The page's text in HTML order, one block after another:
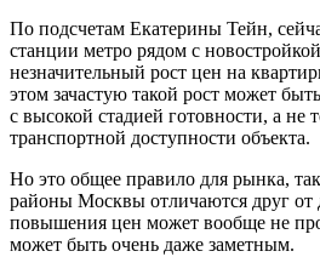
По подсчетам Екатерины Тейн,
станции метро рядом с
незначительный рост цен на
этом зачастую такой рост может
с высокой стадией готовности, а не
транспортной доступности объекта.
Но это общее правило для рынка,
районы Москвы отличаются друг от
повышения цен может вообще не
может быть очень даже заметным.